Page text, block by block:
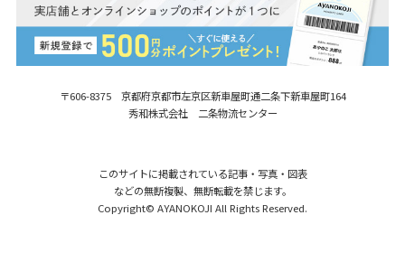
〒606-8375 京都府京都市左京区新車屋町通二条下新車屋町164
秀和株式会社 二条物流センター
このサイトに掲載されている記事・写真・図表
などの無断複製、無断転載を禁じます。
Copyright© AYANOKOJI All Rights Reserved.